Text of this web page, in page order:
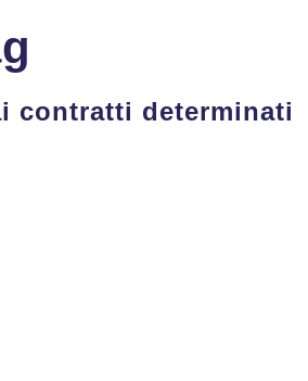
contratti determinati